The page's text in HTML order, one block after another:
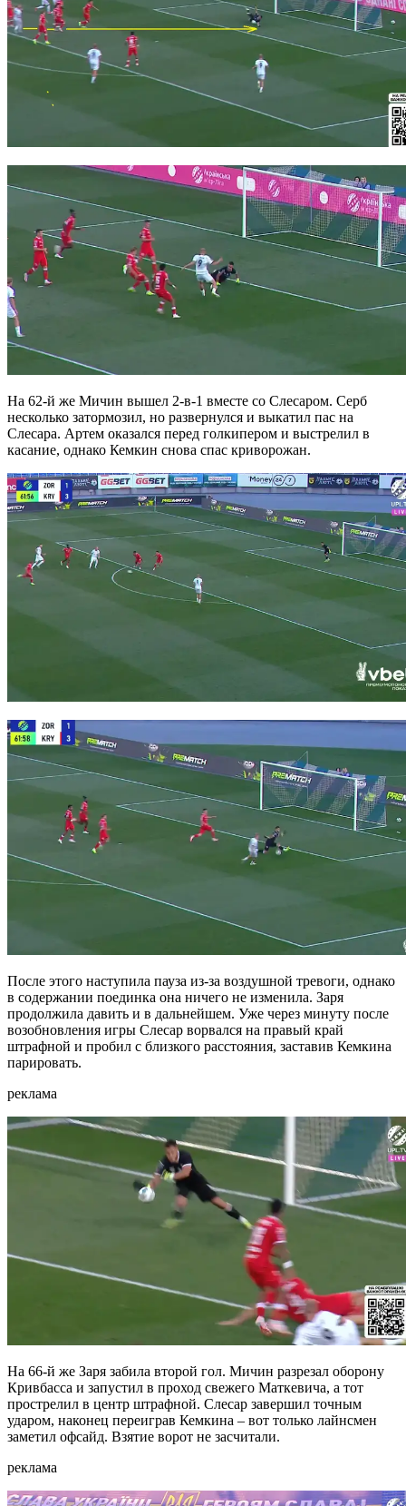
На 62-й же Мичин вышел 2-в-1 вместе со Слесаром. Серб
несколько затормозил, но развернулся и выкатил пас на
Слесара. Артем оказался перед голкипером и выстрелил в
касание, однако Кемкин снова спас криворожан.
После этого наступила пауза из-за воздушной тревоги, однако
в содержании поединка она ничего не изменила. Заря
продолжила давить и в дальнейшем. Уже через минуту после
возобновления игры Слесар ворвался на правый край
штрафной и пробил с близкого расстояния, заставив Кемкина
парировать.
реклама
На 66-й же Заря забила второй гол. Мичин разрезал оборону
Кривбасса и запустил в проход свежего Маткевича, а тот
прострелил в центр штрафной. Слесар завершил точным
ударом, наконец переиграв Кемкина – вот только лайнсмен
заметил офсайд. Взятие ворот не засчитали.
реклама